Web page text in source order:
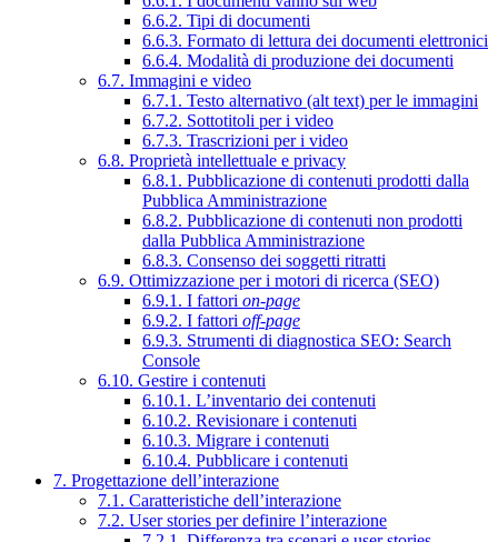
6.6.2. Tipi di documenti
6.6.3. Formato di lettura dei documenti elettronici
6.6.4. Modalità di produzione dei documenti
6.7. Immagini e video
6.7.1. Testo alternativo (alt text) per le immagini
6.7.2. Sottotitoli per i video
6.7.3. Trascrizioni per i video
6.8. Proprietà intellettuale e privacy
6.8.1. Pubblicazione di contenuti prodotti dalla
Pubblica Amministrazione
6.8.2. Pubblicazione di contenuti non prodotti
dalla Pubblica Amministrazione
6.8.3. Consenso dei soggetti ritratti
6.9. Ottimizzazione per i motori di ricerca (SEO)
6.9.1. I fattori on-page
6.9.2. I fattori off-page
6.9.3. Strumenti di diagnostica SEO: Search
Console
6.10. Gestire i contenuti
6.10.1. L’inventario dei contenuti
6.10.2. Revisionare i contenuti
6.10.3. Migrare i contenuti
6.10.4. Pubblicare i contenuti
7. Progettazione dell’interazione
7.1. Caratteristiche dell’interazione
7.2. User stories per definire l’interazione